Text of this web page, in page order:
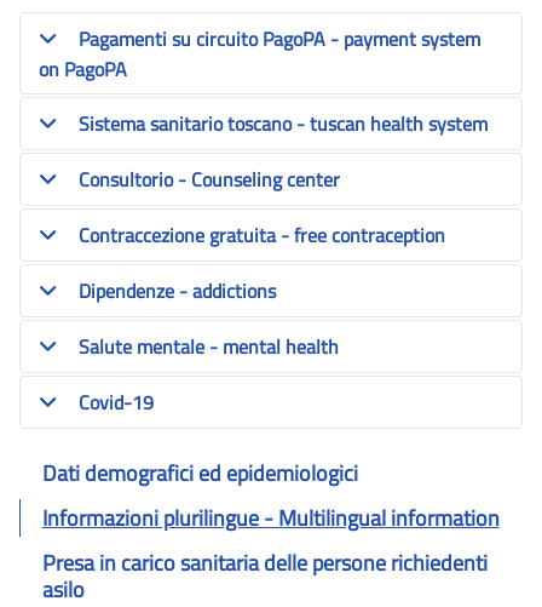
Dati demografici ed epidemiologici
Informazioni plurilingue - Multilingual information
Presa in carico sanitaria delle persone richiedenti
asilo
Pagamenti su circuito PagoPA - payment system
on PagoPA
Sistema sanitario toscano - tuscan health system
Consultorio - Counseling center
Contraccezione gratuita - free contraception
Dipendenze - addictions
Salute mentale - mental health
Covid-19